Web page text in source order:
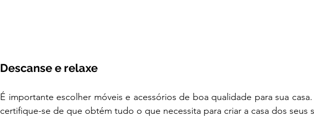
Descanse e relaxe
É importante escolher móveis e acessórios de boa qualidade para sua
certifique-se de que obtém tudo o que necessita para criar a casa dos seus